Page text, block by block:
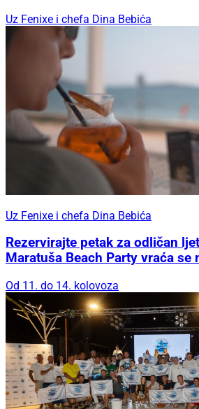
Uz Fenixe i chefa Dina Bebića
Uz Fenixe i chefa Dina Bebića
Rezervirajte petak za odličan
Maratuša Beach Party vraća se
Od 11. do 14. kolovoza